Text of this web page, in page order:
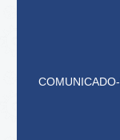
COMUNICADO-